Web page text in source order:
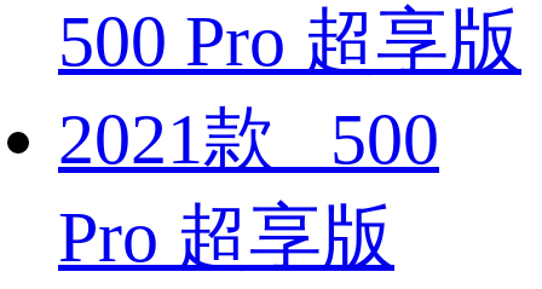
500 Pro 超享版
2021款 500
Pro 超享版